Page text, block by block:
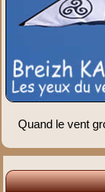
Quand le vent